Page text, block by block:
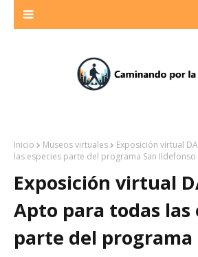
Inicio Museos virtuales
Exposición virtual
las especies parte del programa San Ildefonso
Exposición virtual
Apto para todas las
parte del programa